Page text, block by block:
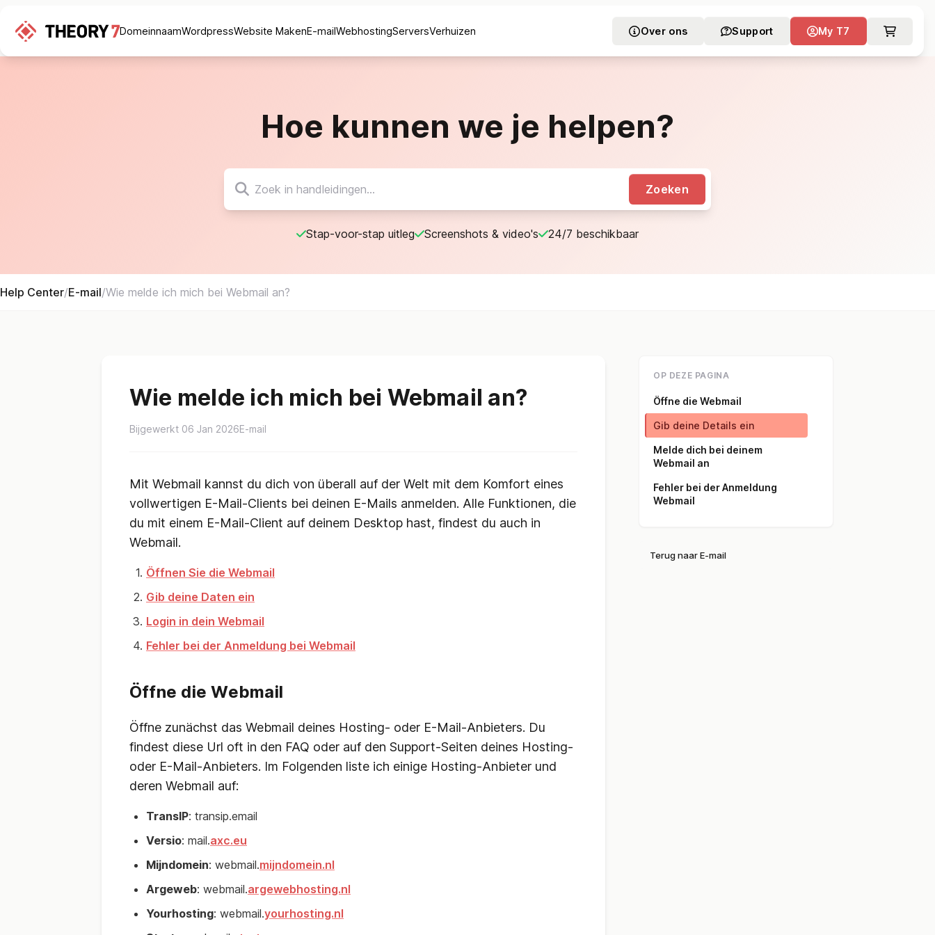
DomeinnaamWordpressWebsite MakenE-mailWebhostingServersVerhuizen Over ons Support My T7
Hoe kunnen we je helpen?
Zoeken
Stap-voor-stap uitleg Screenshots & video's 24/7 beschikbaar
Help Center/E-mail/Wie melde ich mich bei Webmail an?
Wie melde ich mich bei Webmail an?
Bijgewerkt 06 Jan 2026E-mail
Mit Webmail kannst du dich von überall auf der Welt mit dem Komfort eines
vollwertigen E-Mail-Clients bei deinen E-Mails anmelden. Alle Funktionen, die
du mit einem E-Mail-Client auf deinem Desktop hast, findest du auch in
Webmail.
Öffnen Sie die Webmail
Gib deine Daten ein
Login in dein Webmail
Fehler bei der Anmeldung bei Webmail
Öffne die Webmail
Öffne zunächst das Webmail deines Hosting- oder E-Mail-Anbieters. Du
findest diese Url oft in den FAQ oder auf den Support-Seiten deines Hosting-
oder E-Mail-Anbieters. Im Folgenden liste ich einige Hosting-Anbieter und
deren Webmail auf:
TransIP: transip.email
Versio: mail.axc.eu
Mijndomein: webmail.mijndomein.nl
Argeweb: webmail.argewebhosting.nl
Yourhosting: webmail.yourhosting.nl
OP DEZE PAGINA
Öffne die Webmail
Gib deine Details ein
Melde dich bei deinem
Webmail an
Fehler bei der Anmeldung
Webmail
Terug naar E-mail